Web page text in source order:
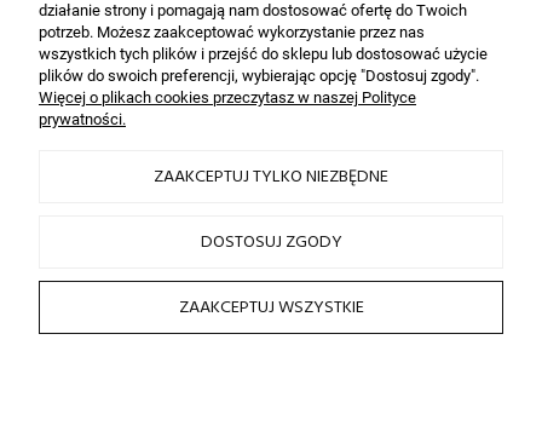
INFORMACJE
OBSŁUGA KLIENTA
2026 © by sklep fryzjerski HAIRLOOK
Sklep internetowy Shoper.pl
działanie strony i pomagają nam dostosować ofertę do Twoich
potrzeb. Możesz zaakceptować wykorzystanie przez nas
wszystkich tych plików i przejść do sklepu lub dostosować użycie
plików do swoich preferencji, wybierając opcję "Dostosuj zgody".
Więcej o plikach cookies przeczytasz w naszej Polityce
prywatności.
ZAAKCEPTUJ TYLKO NIEZBĘDNE
DOSTOSUJ ZGODY
ZAAKCEPTUJ WSZYSTKIE